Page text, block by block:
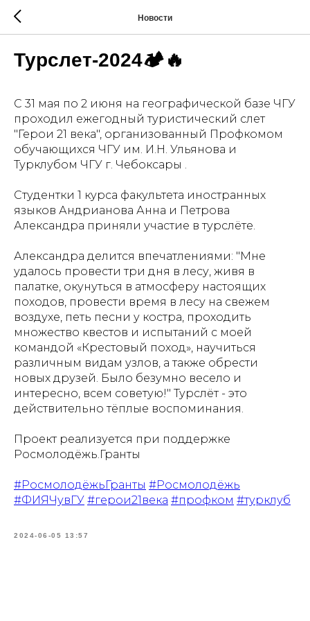
Новости
Турслет-2024🏕🔥
С 31 мая по 2 июня на географической базе ЧГУ
проходил ежегодный туристический слет
"Герои 21 века", организованный Профкомом
обучающихся ЧГУ им. И.Н. Ульянова и
Турклубом ЧГУ г. Чебоксары .
Студентки 1 курса факультета иностранных
языков Андрианова Анна и Петрова
Александра приняли участие в турслёте.
Александра делится впечатлениями: "Мне
удалось провести три дня в лесу, живя в
палатке, окунуться в атмосферу настоящих
походов, провести время в лесу на свежем
воздухе, петь песни у костра, проходить
множество квестов и испытаний с моей
командой «Крестовый поход», научиться
различным видам узлов, а также обрести
новых друзей. Было безумно весело и
интересно, всем советую!" Турслёт - это
действительно тёплые воспоминания.
Проект реализуется при поддержке
Росмолодёжь.Гранты
#РосмолодёжьГранты #Росмолодёжь
#ФИЯЧувГУ #герои21века #профком #турклуб
2024-06-05 13:57